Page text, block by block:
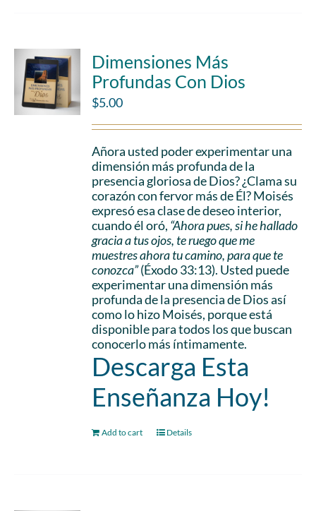
Dimensiones Más
Profundas Con Dios
$5.00
Añora usted poder experimentar una
dimensión más profunda de la
presencia gloriosa de Dios? ¿Clama su
corazón con fervor más de Él? Moisés
expresó esa clase de deseo interior,
cuando él oró, “Ahora pues, si he hallado
gracia a tus ojos, te ruego que me
muestres ahora tu camino, para que te
conozca”(Éxodo 33:13). Usted puede
experimentar una dimensión más
profunda de la presencia de Dios así
como lo hizo Moisés, porque está
disponible para todos los que buscan
conocerlo más íntimamente.
Descarga Esta
Enseñanza Hoy!
Add to cart Details